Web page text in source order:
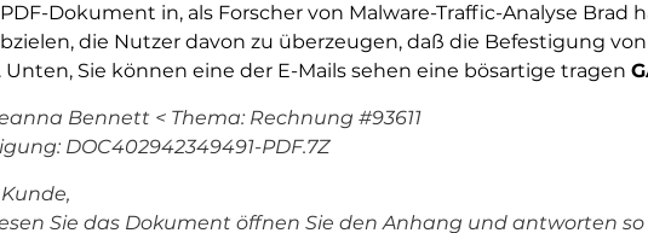
Dokument in, als Forscher von Malware-Traffic-Analyse Brad
die Nutzer davon zu überzeugen, daß die Befestigung
Unten, Sie können eine der E-Mails sehen eine bösartige tragen
Bennett < Thema: Rechnung #93611
DOC402942349491-PDF.7Z
Sie das Dokument öffnen Sie den Anhang und antworten